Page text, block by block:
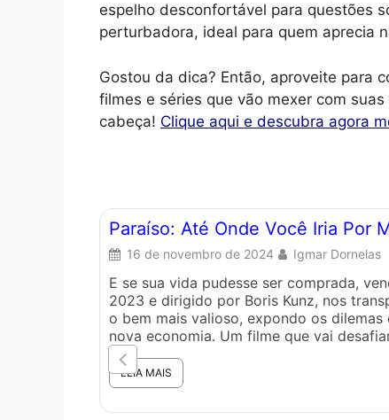
espelho desconfortável para questões
perturbadora, ideal para quem aprecia
Gostou da dica? Então, aproveite para
filmes e séries que vão mexer com
cabeça! Clique aqui e descubra agora
Paraíso: Até Onde Você Iria Por
16 de novembro de 2024 Igmar Dornelas
E se sua vida pudesse ser comprada,
2023 e dirigido por Boris Kunz, nos
o bem mais valioso, expondo os
nova economia. Um filme que vai
LEIA MAIS